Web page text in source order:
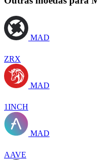
MAD
ZRX
MAD
1INCH
MAD
AAVE